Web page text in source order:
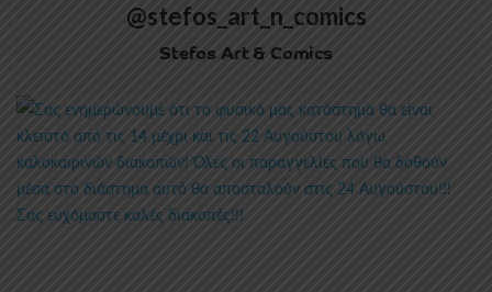
@stefos_art_n_comics
Stefos Art & Comics